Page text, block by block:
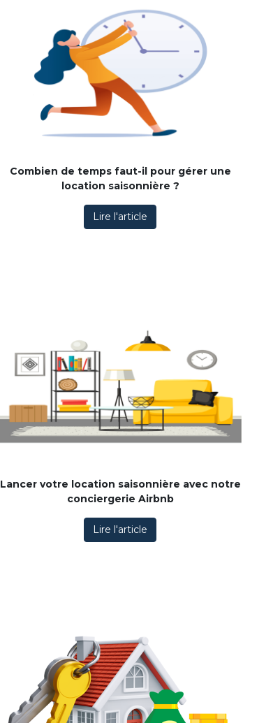
Combien de temps faut-il pour gérer une
location saisonnière ?
Lire l'article
Lancer votre location saisonnière avec notre
conciergerie Airbnb
Lire l'article